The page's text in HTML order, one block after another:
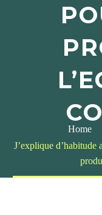
Home
J’explique